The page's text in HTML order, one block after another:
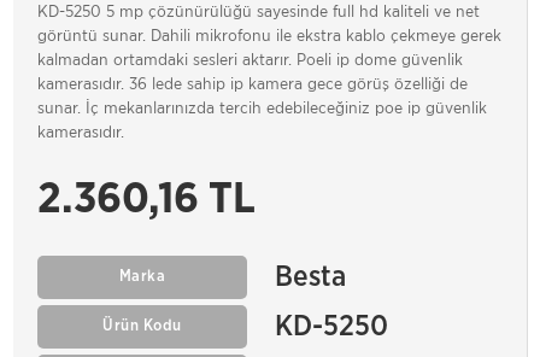
KD-5250 5 mp çözünürülüğü sayesinde full hd kaliteli ve net
görüntü sunar. Dahili mikrofonu ile ekstra kablo çekmeye gerek
kalmadan ortamdaki sesleri aktarır. Poeli ip dome güvenlik
kamerasıdır. 36 lede sahip ip kamera gece görüş özelliği de
sunar. İç mekanlarınızda tercih edebileceğiniz poe ip güvenlik
kamerasıdır.
2.360,16 TL
Marka Besta
Ürün Kodu KD-5250